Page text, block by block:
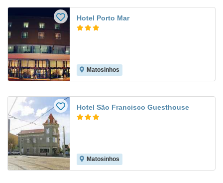
Hotel Porto Mar
Matosinhos
Hotel São Francisco Guesthouse
Matosinhos